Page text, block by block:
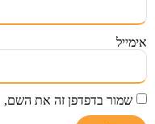
אימייל
שמור בדפדפן זה את השם,